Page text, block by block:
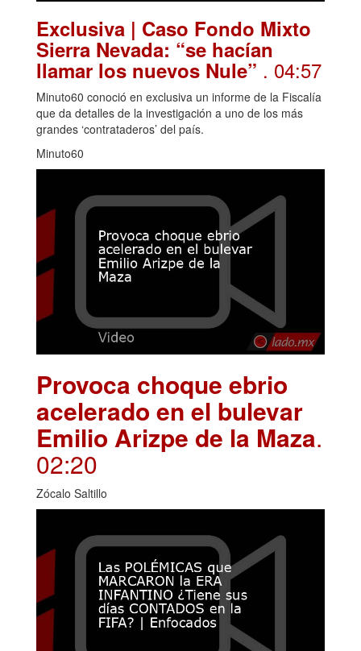
Exclusiva | Caso Fondo Mixto
Sierra Nevada: “se hacían
llamar los nuevos Nule” . 04:57
Minuto60 conoció en exclusiva un informe de la Fiscalía
que da detalles de la investigación a uno de los más
grandes ‘contrataderos’ del país.
Minuto60
Provoca choque ebrio
acelerado en el bulevar
Emilio Arizpe de la Maza.
02:20
Zócalo Saltillo